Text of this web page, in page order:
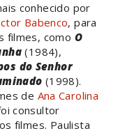
conhecido por
Babenco, para
filmes, como O
(1984),
do Senhor
(1998).
de Ana Carolina
consultor
filmes. Paulista